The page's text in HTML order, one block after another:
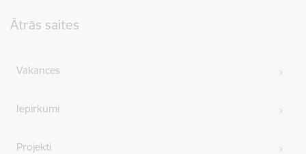
Ātrās saites
Vakances
Iepirkumi
Projekti